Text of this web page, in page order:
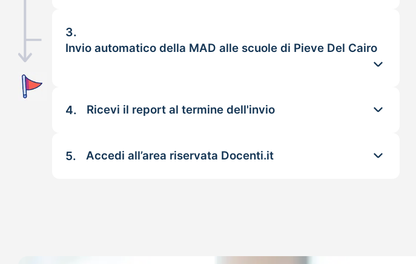
3.
Invio automatico della MAD alle scuole di Pieve Del Cairo
4. Ricevi il report al termine dell'invio
5. Accedi all’area riservata Docenti.it